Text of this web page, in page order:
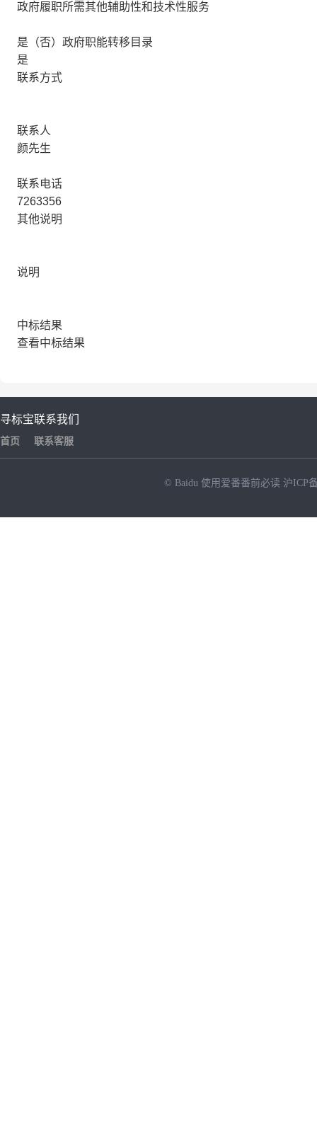
政府履职所需其他辅助性和技术性服务
是（否）政府职能转移目录
是
联系方式
联系人
颜先生
联系电话
7263356
其他说明
说明
中标结果
查看中标结果
寻标宝
首页
联系我们
联系客服
© Baidu 使用爱番番前必读 沪ICP